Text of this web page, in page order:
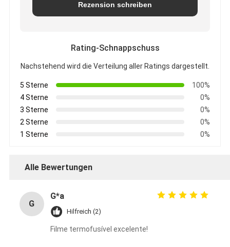
Rezension schreiben
Rating-Schnappschuss
Nachstehend wird die Verteilung aller Ratings dargestellt.
5 Sterne
100%
4 Sterne
0%
3 Sterne
0%
2 Sterne
0%
1 Sterne
0%
Alle Bewertungen
G
G*a
Hilfreich (2)
Filme termofusível excelente!